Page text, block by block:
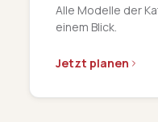
Alle Modelle der
einem Blick.
Jetzt planen